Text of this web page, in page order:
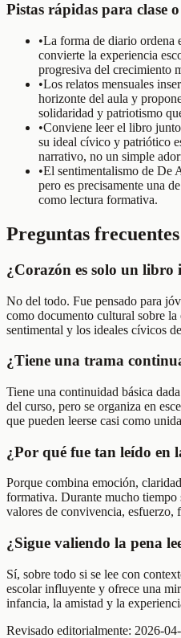
Pistas rápidas para clase
•La forma de diario ordena
convierte la experiencia
progresiva del crecimiento
•Los relatos mensuales
horizonte del aula y
solidaridad y patriotismo
•Conviene leer el libro
su ideal cívico y patriótico
narrativo, no un simple
•El sentimentalismo de De
pero es precisamente una
como lectura formativa.
Preguntas frecuentes
¿Corazón es solo un libro
No del todo. Fue pensado para
como documento cultural sobre la
sentimental y los ideales cívicos
¿Tiene una trama
Tiene una continuidad básica
del curso, pero se organiza en
que pueden leerse casi como
¿Por qué fue tan leído en
Porque combina emoción,
formativa. Durante mucho tiempo
valores de convivencia, esfuerzo,
¿Sigue valiendo la pena
Sí, sobre todo si se lee con
escolar influyente y ofrece una
infancia, la amistad y la
Revisado editorialmente: 2026-